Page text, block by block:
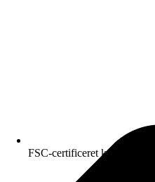
FSC-certificeret kvalitetspapir